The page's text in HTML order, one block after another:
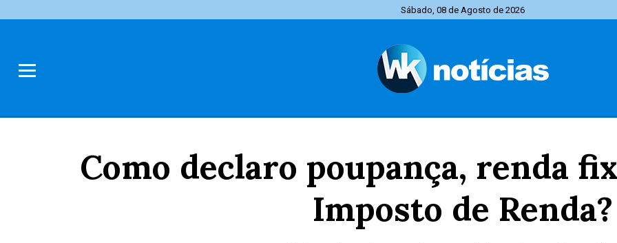
Sábado, 08 de Agosto de 2026
Como declaro poupança, renda
Imposto de Renda?